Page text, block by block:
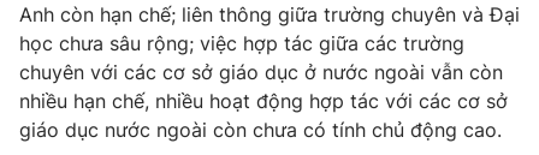
Anh còn hạn chế; liên thông giữa trường chuyên và Đại
học chưa sâu rộng; việc hợp tác giữa các trường
chuyên với các cơ sở giáo dục ở nước ngoài vẫn còn
nhiều hạn chế, nhiều hoạt động hợp tác với các cơ sở
giáo dục nước ngoài còn chưa có tính chủ động cao.